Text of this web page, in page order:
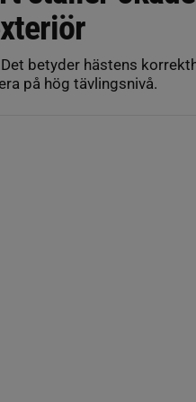
Det betyder hästens
på hög tävlingsnivå.